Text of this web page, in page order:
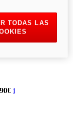
i
TODAS LAS